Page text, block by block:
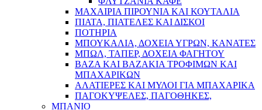
ΜΑΧΑΙΡΙΑ ΠΙΡΟΥΝΙΑ ΚΑΙ ΚΟΥΤΑΛΙΑ
ΠΙΑΤΑ, ΠΙΑΤΕΛΕΣ ΚΑΙ ΔΙΣΚΟΙ
ΠΟΤΗΡΙΑ
ΜΠΟΥΚΑΛΙΑ, ΔΟΧΕΙΑ ΥΓΡΩΝ, ΚΑΝΑΤΕΣ
ΜΠΩΛ, ΤΑΠΕΡ, ΔΟΧΕΙΑ ΦΑΓΗΤΟΥ
ΒΑΖΑ ΚΑΙ ΒΑΖΑΚΙΑ ΤΡΟΦΙΜΩΝ ΚΑΙ
ΜΠΑΧΑΡΙΚΩΝ
ΑΛΑΤΙΕΡΕΣ ΚΑΙ ΜΥΛΟΙ ΓΙΑ ΜΠΑΧΑΡΙΚΑ
ΠΑΓΟΚΥΨΕΛΕΣ, ΠΑΓΟΘΗΚΕΣ,
ΜΠΑΝΙΟ